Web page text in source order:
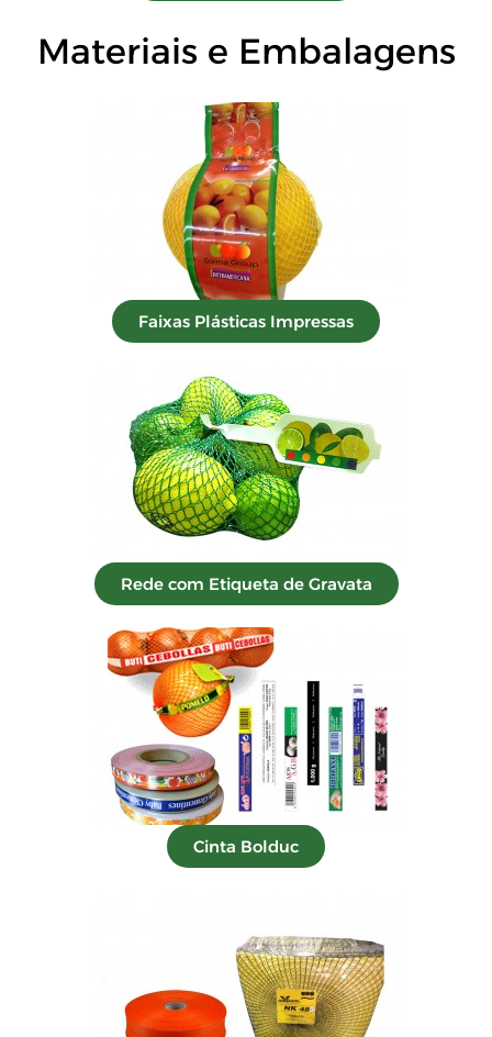
Materiais e Embalagens
Faixas Plásticas Impressas
Rede com Etiqueta de Gravata
Cinta Bolduc